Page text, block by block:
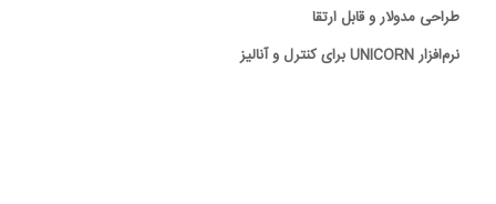
طراحی مدولار و قابل ارتقا
نرم‌افزار UNICORN برای کنترل و آنالیز